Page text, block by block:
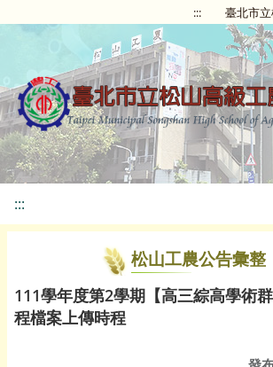
::: 臺北市
:::
松山工農公告彙整
111學年度第2學期【高三綜高學術
程檔案上傳時程